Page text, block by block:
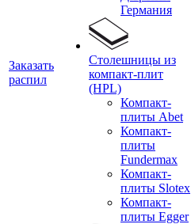
Заказать
распил
Германия
Столешницы из
компакт-плит
(HPL)
Компакт-
плиты Abet
Компакт-
плиты
Fundermax
Компакт-
плиты Slotex
Компакт-
плиты Egger